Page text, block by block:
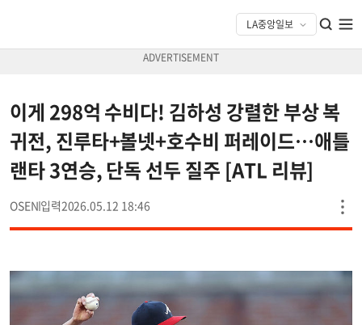
이게 298억 수비다! 김하성 강렬한 부상 복
귀전, 진루타+볼넷+호수비 퍼레이드…애틀
랜타 3연승, 단독 선두 질주 [ATL 리뷰]
OSEN 2026.05.12 18:46